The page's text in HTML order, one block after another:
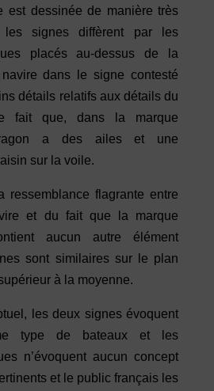
est dessinée de manière très
les signes diffèrent par les
placés au-dessus de la
dans le signe contesté
détails relatifs aux détails du
fait que, dans la marque
a des ailes et une
sur la voile.
ressemblance flagrante entre
et du fait que la marque
aucun autre élément
sont similaires sur le plan
à la moyenne.
les deux signes évoquent
type de bateaux et les
n’évoquent aucun concept
et le public français les